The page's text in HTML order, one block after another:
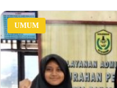
UMUM